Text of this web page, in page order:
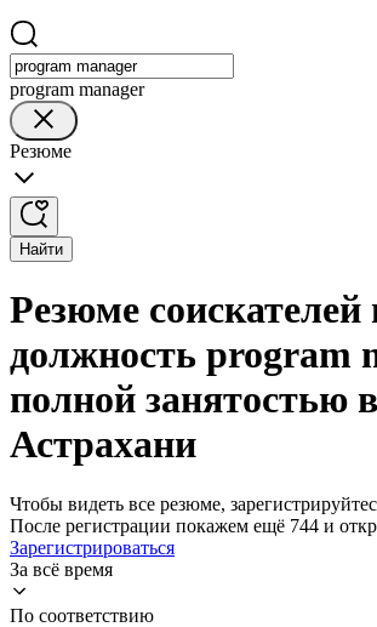
program manager
Резюме
Найти
Резюме соискателей
должность program
полной занятостью в
Астрахани
Чтобы видеть все резюме,
После регистрации покажем ещё 744 и
Зарегистрироваться
За всё время
По соответствию